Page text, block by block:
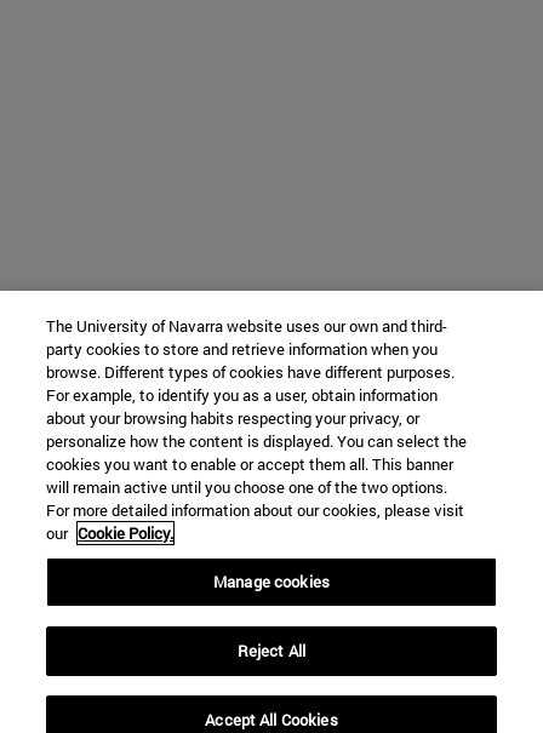
The University of Navarra website uses our own and third-
party cookies to store and retrieve information when you
browse. Different types of cookies have different purposes.
For example, to identify you as a user, obtain information
about your browsing habits respecting your privacy, or
personalize how the content is displayed. You can select the
cookies you want to enable or accept them all. This banner
will remain active until you choose one of the two options.
For more detailed information about our cookies, please visit
our Cookie Policy.
Manage cookies
Reject All
Accept All Cookies